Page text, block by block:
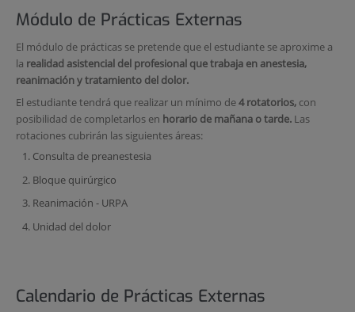
Módulo de Prácticas Externas
El módulo de prácticas se pretende que el estudiante se aproxime a
la realidad asistencial del profesional que trabaja en anestesia,
reanimación y tratamiento del dolor.
El estudiante tendrá que realizar un mínimo de4 rotatorios,con
posibilidad de completarlos en horario de mañana o tarde.Las
rotaciones cubrirán las siguientes áreas:
Consulta de preanestesia
Bloque quirúrgico
Reanimación - URPA
Unidad del dolor
Calendario de Prácticas Externas